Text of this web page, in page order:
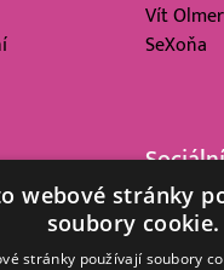
Vít
SeXoňa
Studio,
322
webové stránky
soubory cookie.
stránky používají soubory